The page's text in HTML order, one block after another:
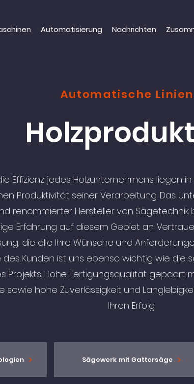
Automatisierung Nachrichten
Automatische Linien
Effizienz jedes Holzunternehmens liegen
Produktivität seiner Verarbeitung. Das
renommierter Hersteller von
Erfahrung auf diesem Gebiet an.
die alle Ihre Wünsche und
des Kunden ist uns ebenso wichtig wie die
Projekts. Hohe Fertigungsqualität gepaart
sowie hohe Zuverlässigkeit und
Ihren Erfolg.
Sägewerk mit Gattersäge